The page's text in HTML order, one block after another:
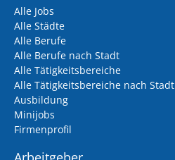
Alle Jobs
Alle Städte
Alle Berufe
Alle Berufe nach Stadt
Alle Tätigkeitsbereiche
Alle Tätigkeitsbereiche nach Stadt
Ausbildung
Minijobs
Firmenprofil